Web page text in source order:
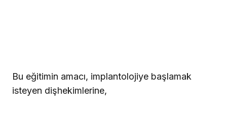
Bu eğitimin amacı, implantolojiye başlamak
isteyen dişhekimlerine,